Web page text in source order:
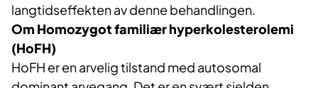
langtidseffekten av denne behandlingen.
Om Homozygot familiær hyperkolesterolemi
(HoFH)
HoFH er en arvelig tilstand med autosomal